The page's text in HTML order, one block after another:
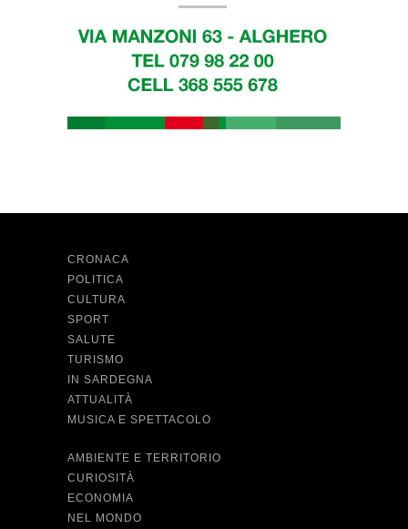
CRONACA
POLITICA
CULTURA
SPORT
SALUTE
TURISMO
IN SARDEGNA
ATTUALITÀ
MUSICA E SPETTACOLO
AMBIENTE E TERRITORIO
CURIOSITÀ
ECONOMIA
NEL MONDO